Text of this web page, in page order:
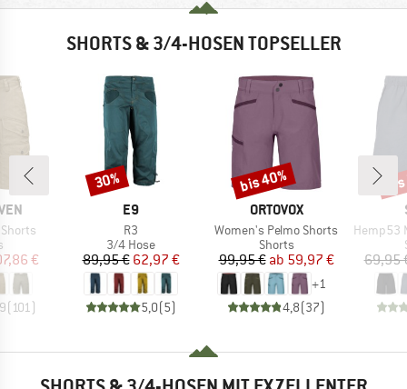
SHORTS & 3/4-HOSEN TOPSELLER
Preis
€
(101 )
MARKE
E9
Artikel
R3
Produktgruppe
3/4 Hose
Preis
89,95 €reduzierter Preis
62,97 €
5,0(5)
Rabatt
30%
MARKE
ORTOVOX
Artikel
Women's Pelmo Shorts
Produktgruppe
Shorts
Preis
99,95 € reduzierter Preis
ab 59,97 €
+1
4,8(37)
Rabatt
bis 40%
Artikel
Hemp53
69,95